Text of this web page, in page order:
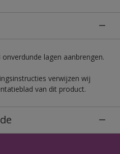
lagen aanbrengen.
verwijzen wij
van dit product.